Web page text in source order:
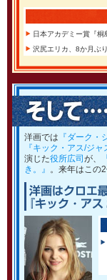
日本アカデミー賞『桐
沢尻エリカ、8か月ぶ
洋画では 『ダーク・
『キック・アス/ジ
演じた役所広司 が、
き。』 。来年はこの